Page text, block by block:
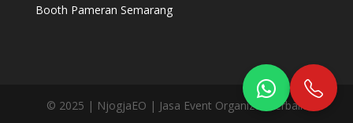
Booth Pameran Semarang
© 2025 | NjogjaEO | Jasa Event Organizer Terbaik